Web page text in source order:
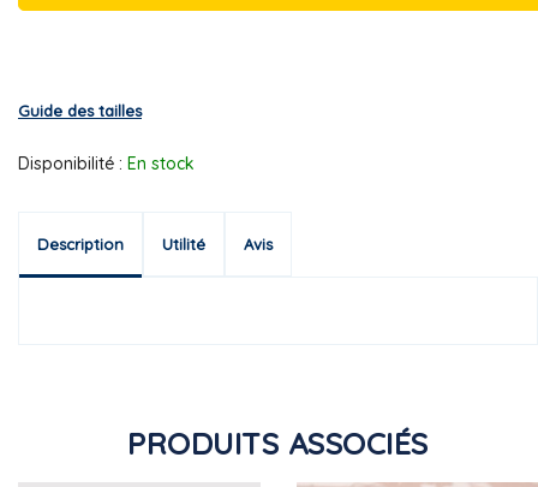
Guide des tailles
Disponibilité : En stock
Description Utilité Avis
PRODUITS ASSOCIÉS